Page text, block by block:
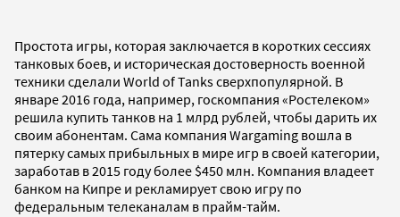
Простота игры, которая заключается в коротких сессиях
танковых боев, и историческая достоверность военной
техники сделали World of Tanks сверхпопулярной. В
январе 2016 года, например, госкомпания «Ростелеком»
решила купить танков на 1 млрд рублей, чтобы дарить их
своим абонентам. Сама компания Wargaming вошла в
пятерку самых прибыльных в мире игр в своей категории,
заработав в 2015 году более $450 млн. Компания владеет
банком на Кипре и рекламирует свою игру по
федеральным телеканалам в прайм-тайм.